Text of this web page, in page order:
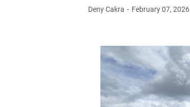
Deny Cakra February 07, 2026